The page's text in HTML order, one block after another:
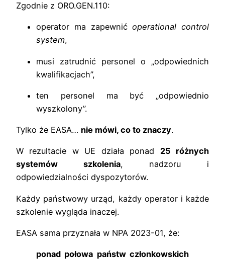
Zgodnie z ORO.GEN.110:
operator ma zapewnićoperational control
system,
musi zatrudnić personel o „odpowiednich
kwalifikacjach”,
ten personel ma być „odpowiednio
wyszkolony”.
Tylko że EASA… nie mówi, co to znaczy.
W rezultacie w UE działa ponad 25 różnych
systemów szkolenia, nadzoru i
odpowiedzialności dyspozytorów.
Każdy państwowy urząd, każdy operator i każde
szkolenie wygląda inaczej.
EASA sama przyznała w NPA 2023-01, że:
ponad połowa państw członkowskich